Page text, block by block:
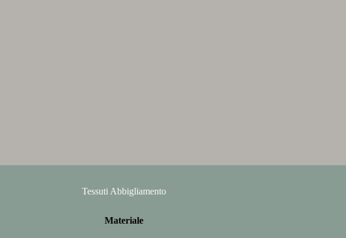
Tessuti Abbigliamento
Materiale